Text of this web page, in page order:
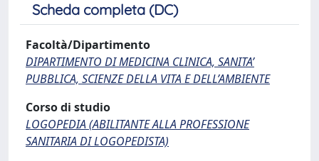
Scheda completa (DC)
Facoltà/Dipartimento
DIPARTIMENTO DI MEDICINA CLINICA, SANITA’
PUBBLICA, SCIENZE DELLA VITA E DELL’AMBIENTE
Corso di studio
LOGOPEDIA (ABILITANTE ALLA PROFESSIONE
SANITARIA DI LOGOPEDISTA)